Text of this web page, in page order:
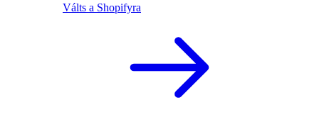
Válts a Shopifyra